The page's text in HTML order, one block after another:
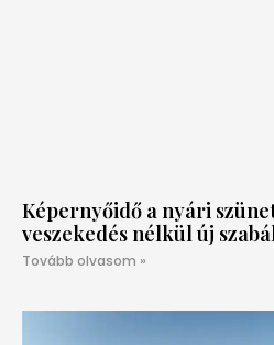
Képernyőidő a nyári
veszekedés nélkül új
Tovább olvasom »